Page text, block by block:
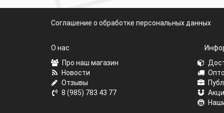
Соглашение о обработке персональных данных
О нас
Про наш магазин
Новости
Отзывы
8 (985) 783 43 77